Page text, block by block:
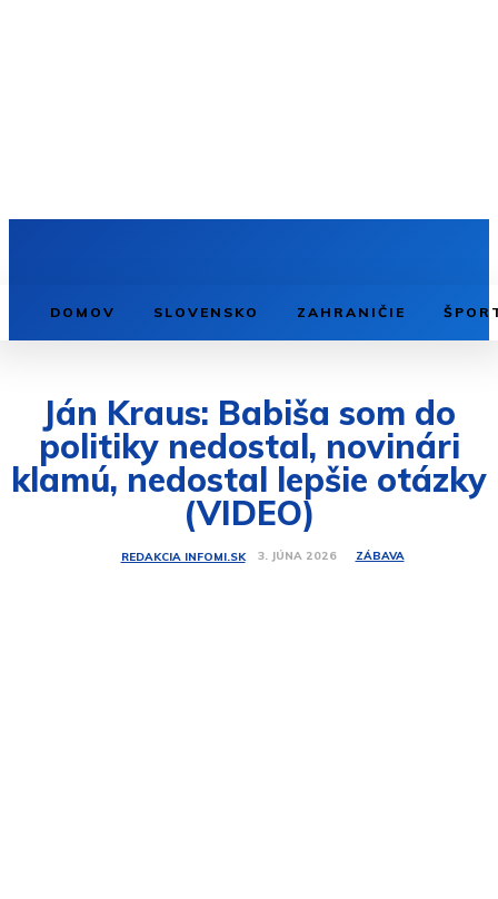
DOMOV SLOVENSKO ZAHRANIČIE
Ján Kraus: Babiša som do
politiky nedostal, novinári
klamú, nedostal lepšie otázky
(VIDEO)
REDAKCIA INFOMI.SK 3. JÚNA 2026 ZÁBAVA